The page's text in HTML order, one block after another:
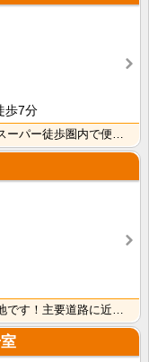
歩7分
高知市神田の２Ｋのお部屋です！コンビニ・スーパー徒歩圏内で便利です！バス・トイレ別なので、ゆったり湯･･･
スーパーやコンビニに近く、生活に便利な立地です！主要道路に近いので、中心地へのアクセスも良好！